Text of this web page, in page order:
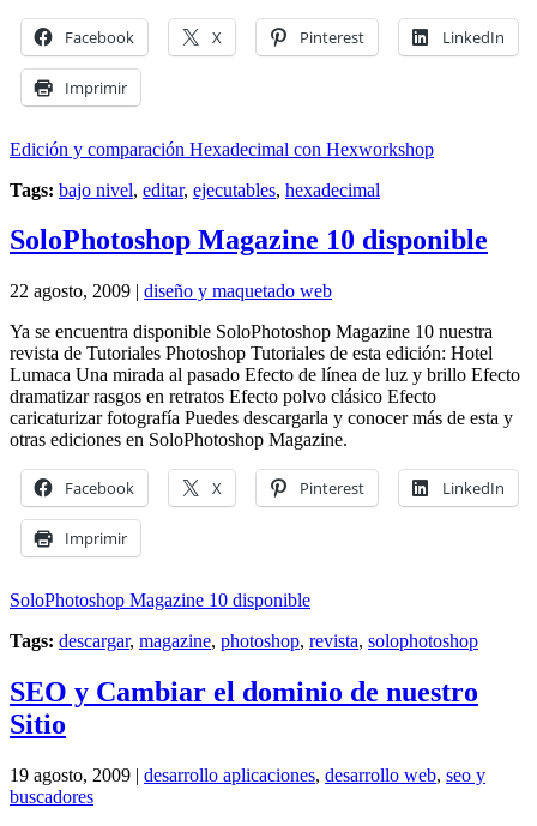
Facebook X Pinterest LinkedIn
Imprimir
Edición y comparación Hexadecimal con Hexworkshop
Tags: bajo nivel, editar, ejecutables, hexadecimal
SoloPhotoshop Magazine 10 disponible
22 agosto, 2009 | diseño y maquetado web
Ya se encuentra disponible SoloPhotoshop Magazine 10 nuestra
revista de Tutoriales Photoshop Tutoriales de esta edición: Hotel
Lumaca Una mirada al pasado Efecto de línea de luz y brillo Efecto
dramatizar rasgos en retratos Efecto polvo clásico Efecto
caricaturizar fotografía Puedes descargarla y conocer más de esta y
otras ediciones en SoloPhotoshop Magazine.
Facebook X Pinterest LinkedIn
Imprimir
SoloPhotoshop Magazine 10 disponible
Tags: descargar, magazine, photoshop, revista, solophotoshop
SEO y Cambiar el dominio de nuestro
Sitio
19 agosto, 2009 | desarrollo aplicaciones, desarrollo web, seo y
buscadores